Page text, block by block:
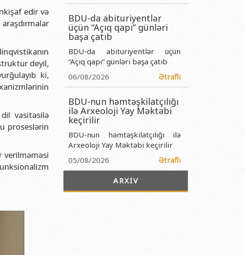
İnstitutu Publik Hüquqi Şəxsi
İnstitutu Publik Hüquqi Şəxsi
İnstitutu Publik Hüquqi Şəxsi
Biologiya İnstitutu Publik Hüquqi Şəxsi
edir və
deyil,
ki,
vasitəsilə
proseslərin
verilməməsi
BDU-da abituriyentlər
üçün “Açıq qapı” günləri
başa çatıb
BDU-da abituriyentlər üçün
“Açıq qapı” günləri başa çatıb
06/08/2026
Ətraflı
BDU-nun həmtəşkilatçılığı
ilə Arxeoloji Yay Məktəbi
keçirilir
BDU-nun həmtəşkilatçılığı ilə
Arxeoloji Yay Məktəbi keçirilir
05/08/2026
Ətraflı
ARXIV